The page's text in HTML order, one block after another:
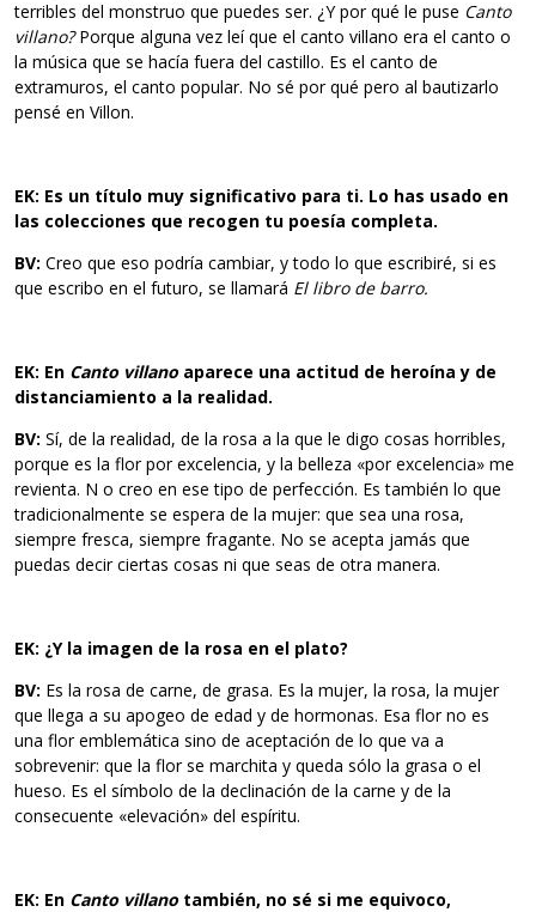
terribles del monstruo que puedes ser. ¿Y por qué le puse Canto
villano?Porque alguna vez leí que el canto villano era el canto o
la música que se hacía fuera del castillo. Es el canto de
extramuros, el canto popular. No sé por qué pero al bautizarlo
pensé en Villon.
EK: Es un título muy significativo para ti. Lo has usado en
las colecciones que recogen tu poesía completa.
BV: Creo que eso podría cambiar, y todo lo que escribiré, si es
que escribo en el futuro, se llamará El libro de barro.
EK: En Canto villano aparece una actitud de heroína y de
distanciamiento a la realidad.
BV: Sí, de la realidad, de la rosa a la que le digo cosas horribles,
porque es la flor por excelencia, y la belleza «por excelencia» me
revienta. N o creo en ese tipo de perfección. Es también lo que
tradicionalmente se espera de la mujer: que sea una rosa,
siempre fresca, siempre fragante. No se acepta jamás que
puedas decir ciertas cosas ni que seas de otra manera.
EK: ¿Y la imagen de la rosa en el plato?
BV: Es la rosa de carne, de grasa. Es la mujer, la rosa, la mujer
que llega a su apogeo de edad y de hormonas. Esa flor no es
una flor emblemática sino de aceptación de lo que va a
sobrevenir: que la flor se marchita y queda sólo la grasa o el
hueso. Es el símbolo de la declinación de la carne y de la
consecuente «elevación» del espíritu.
EK: En Canto villano también, no sé si me equivoco,